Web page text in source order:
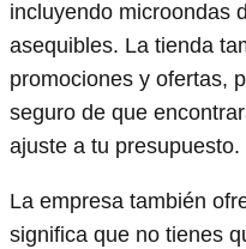
incluyendo microondas
asequibles. La tienda
promociones y ofertas,
seguro de que
ajuste a tu presupuesto.
La empresa también
significa que no tienes